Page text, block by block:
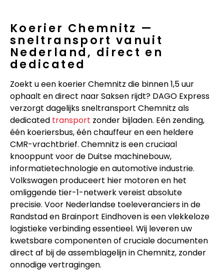
Koerier Chemnitz —
sneltransport vanuit
Nederland, direct en
dedicated
Zoekt u een koerier Chemnitz die binnen 1,5 uur
ophaalt en direct naar Saksen rijdt? DAGO Express
verzorgt dagelijks sneltransport Chemnitz als
dedicated transport zonder bijladen. Eén zending,
één koeriersbus, één chauffeur en een heldere
CMR-vrachtbrief. Chemnitz is een cruciaal
knooppunt voor de Duitse machinebouw,
informatietechnologie en automotive industrie.
Volkswagen produceert hier motoren en het
omliggende tier-1-netwerk vereist absolute
precisie. Voor Nederlandse toeleveranciers in de
Randstad en Brainport Eindhoven is een vlekkeloze
logistieke verbinding essentieel. Wij leveren uw
kwetsbare componenten of cruciale documenten
direct af bij de assemblagelijn in Chemnitz, zonder
onnodige vertragingen.